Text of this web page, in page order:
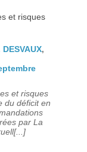
et risques
DESVAUX,
et risques
du déficit en
par La